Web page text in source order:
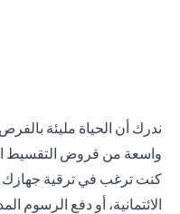
ندرك أن الحياة مليئة
واسعة من قروض التقسيط
كنت ترغب في ترقية جهازك
الائتمانية، أو دفع الرسوم